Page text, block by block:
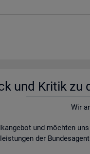
und Kri­tik
Wir
und möch­ten
der